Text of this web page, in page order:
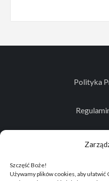
Szczęść Boże!
Używamy plików cookies, aby
Polityka